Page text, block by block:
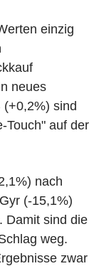
einzig
neues
(+0,2%) sind
Touch" auf der
nach
(-15,1%)
Damit sind die
weg.
zwar